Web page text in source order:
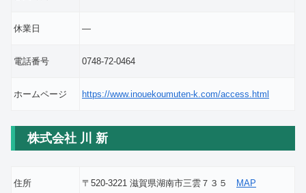
休業日 ―
電話番号 0748-72-0464
ホームページ https://www.inouekoumuten-k.com/access.html
株式会社 川 新
住所 〒520-3221 滋賀県湖南市三雲７３５ MAP